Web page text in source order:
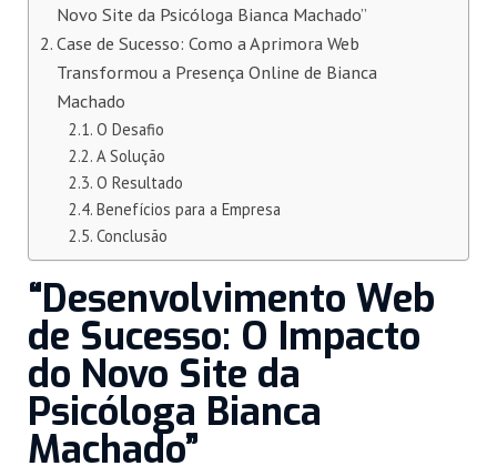
Novo Site da Psicóloga Bianca Machado”
Case de Sucesso: Como a Aprimora Web
Transformou a Presença Online de Bianca
Machado
O Desafio
A Solução
O Resultado
Benefícios para a Empresa
Conclusão
“Desenvolvimento Web
de Sucesso: O Impacto
do Novo Site da
Psicóloga Bianca
Machado”